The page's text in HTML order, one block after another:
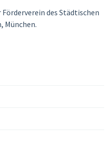
Förderverein des Städtischen
München.